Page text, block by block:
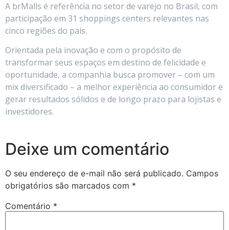
A brMalls é referência no setor de varejo no Brasil, com
participação em 31 shoppings centers relevantes nas
cinco regiões do país.
Orientada pela inovação e com o propósito de
transformar seus espaços em destino de felicidade e
oportunidade, a companhia busca promover – com um
mix diversificado – a melhor experiência ao consumidor e
gerar resultados sólidos e de longo prazo para lojistas e
investidores.
Deixe um comentário
O seu endereço de e-mail não será publicado. Campos
obrigatórios são marcados com *
Comentário *